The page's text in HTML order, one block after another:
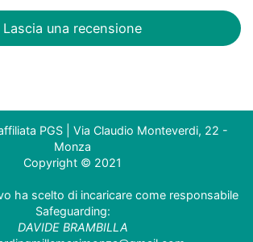
Lascia una recensione
PGS | Via Claudio Monteverdi, 22 -
Monza
Copyright © 2021
ha scelto di incaricare come responsabile
Safeguarding:
DAVIDE BRAMBILLA